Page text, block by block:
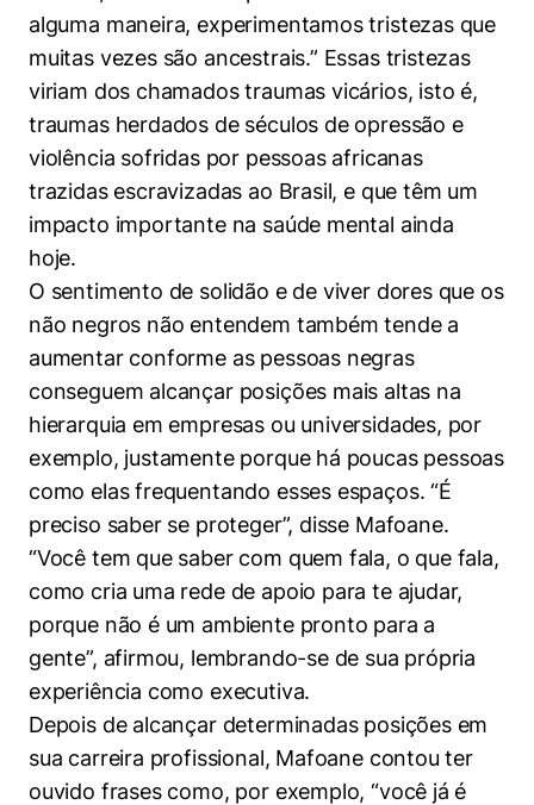
alguma maneira, experimentamos tristezas que
muitas vezes são ancestrais.” Essas tristezas
viriam dos chamados traumas vicários, isto é,
traumas herdados de séculos de opressão e
violência sofridas por pessoas africanas
trazidas escravizadas ao Brasil, e que têm um
impacto importante na saúde mental ainda
hoje.
O sentimento de solidão e de viver dores que os
não negros não entendem também tende a
aumentar conforme as pessoas negras
conseguem alcançar posições mais altas na
hierarquia em empresas ou universidades, por
exemplo, justamente porque há poucas pessoas
como elas frequentando esses espaços. “É
preciso saber se proteger”, disse Mafoane.
“Você tem que saber com quem fala, o que fala,
como cria uma rede de apoio para te ajudar,
porque não é um ambiente pronto para a
gente”, afirmou, lembrando-se de sua própria
experiência como executiva.
Depois de alcançar determinadas posições em
sua carreira profissional, Mafoane contou ter
ouvido frases como, por exemplo, “você já é